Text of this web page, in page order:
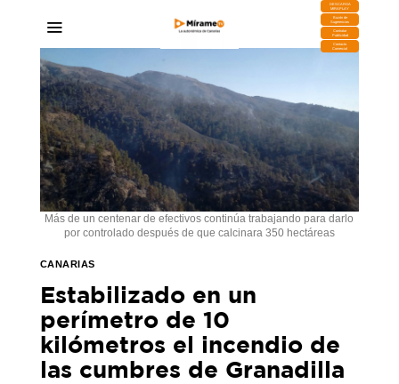
DESCARGA
MIRAPLAY
Buzón de
Sugerencias
Contratar
Publicidad
Contacto
Comercial
Más de un centenar de efectivos continúa trabajando para darlo
por controlado después de que calcinara 350 hectáreas
CANARIAS
Estabilizado en un
perímetro de 10
kilómetros el incendio de
las cumbres de Granadilla